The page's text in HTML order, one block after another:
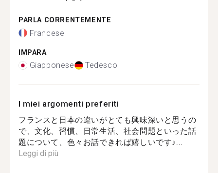
PARLA CORRENTEMENTE
Francese
IMPARA
Giapponese Tedesco
I miei argomenti preferiti
フランスと日本の違いがとても興味深いと思うの
で、文化、習慣、日常生活、社会問題といった話
題について、色々お話できれば嬉しいです♪...
Leggi di più